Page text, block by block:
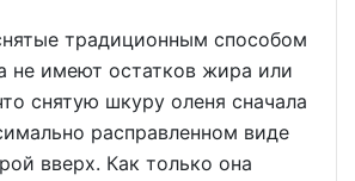
традиционным способом
не имеют остатков жира или
снятую шкуру оленя сначала
расправленном виде
вверх. Как только она